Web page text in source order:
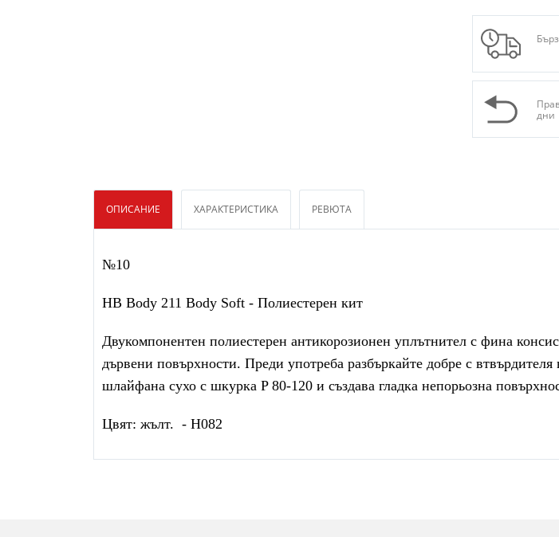
дни
ОПИСАНИЕ ХАРАКТЕРИСТИКА РЕВЮТА
№10
HB Body 211 Body Soft - Полиестерен кит
Двукомпонентен полиестерен антикорозионен уплътнител с фина
дървени повърхности. Преди употреба разбъркайте добре с
шлайфана сухо с шкурка P 80-120 и създава гладка непорьозна
Цвят: жълт. - H082